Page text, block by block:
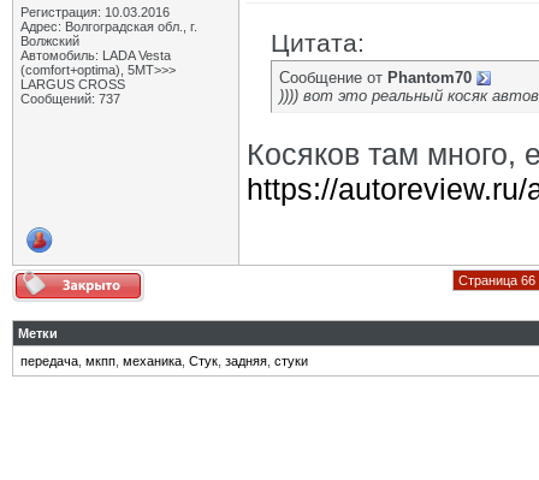
Регистрация: 10.03.2016
Адрес: Волгоградская обл., г.
Волжский
Автомобиль: LADA Vesta
(comfort+optima), 5МТ>>>
LARGUS CROSS
Сообщений: 737
Цитата:
Сообщение от Phantom70
)))) вот это реальный косяк
Косяков там много,
https://
Страница 66
Метки
передача мкпп механика Стук задняя стуки